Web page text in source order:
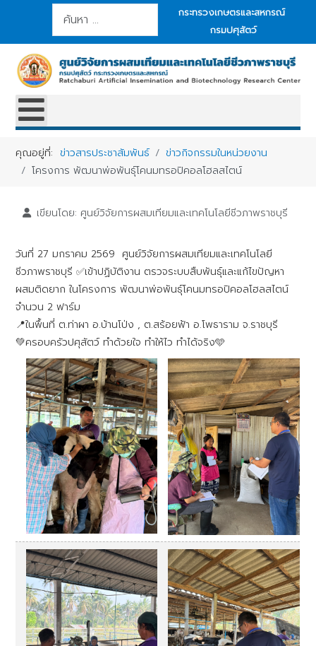
การค้นหา
กระทรวงเกษตรและสหกรณ์
กรมปศุสัตว์
คุณอยู่ที่:ข่าวสารประชาสัมพันธ์
ข่าวกิจกรรมในหน่วยงาน
โครงการ พัฒนาพ่อพันธุ์โคนมทรอปิคอลโฮลสไตน์
เขียนโดย: ศูนย์วิจัยการผสมเทียมและเทคโนโลยีชีวภาพราชบุรี
วันที่ 27 มกราคม 2569 ศูนย์วิจัยการผสมเทียมและเทคโนโลยี
ชีวภาพราชบุรี ✅เข้าปฏิบัติงาน ตรวจระบบสืบพันธุ์และแก้ไขปัญหา
ผสมติดยาก ในโครงการ พัฒนาพ่อพันธุ์โคนมทรอปิคอลโฮลสไตน์
จำนวน 2 ฟาร์ม
📍ในพื้นที่ ต.ท่าผา อ.บ้านโป่ง , ต.สร้อยฟ้า อ.โพธาราม จ.ราชบุรี
💚ครอบครัวปศุสัตว์ ทำด้วยใจ ทำให้ไว ทำได้จริง🩵